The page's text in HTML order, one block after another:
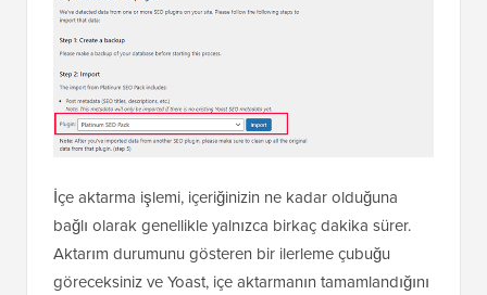
İçe aktarma işlemi, içeriğinizin ne kadar olduğuna
bağlı olarak genellikle yalnızca birkaç dakika sürer.
Aktarım durumunu gösteren bir ilerleme çubuğu
göreceksiniz ve Yoast, içe aktarmanın tamamlandığını